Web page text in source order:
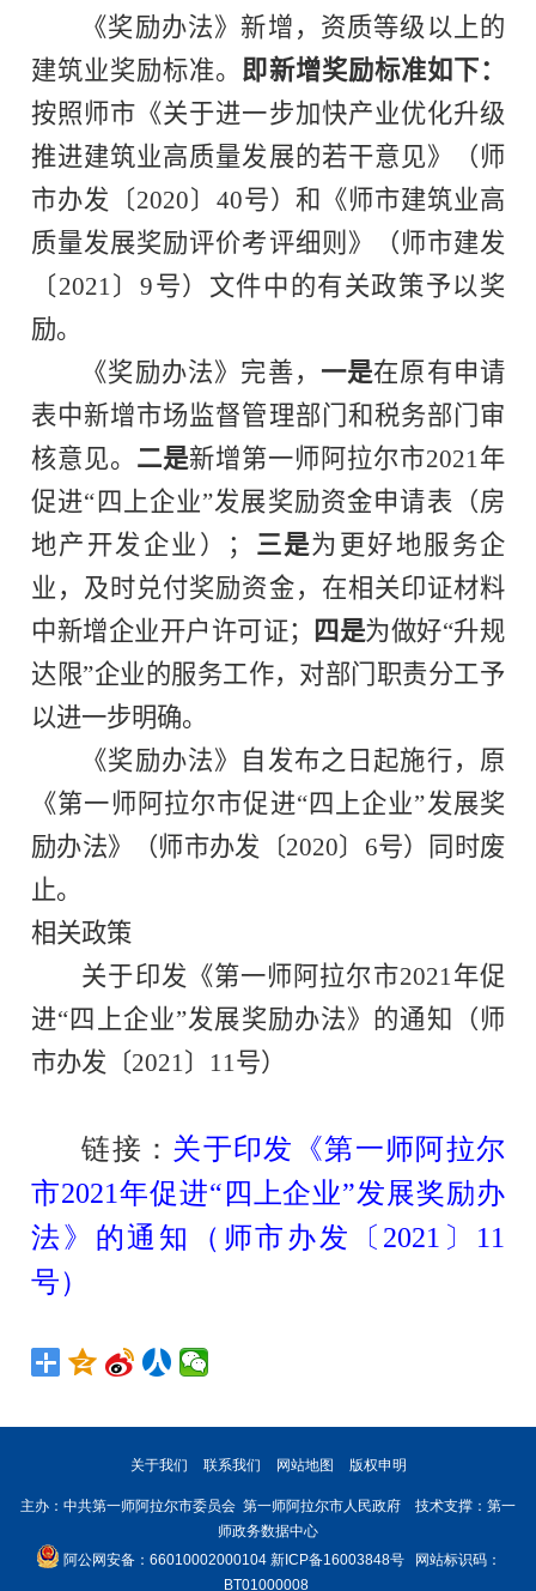
《奖励办法》 新增 ， 资质等级以上的
建筑业奖励标准。 即新增奖励标准如下：
按照师市《关于进一步加快产业优化升级
推进建筑业高质量发展的若干意见》（师
市办发〔2020〕40号）和《师市建筑业高
质量发展奖励评价考评细则》（师市建发
〔2021〕9号）文件中的有关政策予以奖
励。
《奖励办法》完善， 一是在原有申请
表中新增市场监督管理部门和税务部门审
核意见。 二是新增第一师阿拉尔市2021年
促进“四上企业”发展奖励资金申请表（房
地产开发企业）；
三是为更好地服务企
业，及时兑付奖励资金，在相关印证材料
中新增企业开户许可证；
四是为做好“升规
达限”企业的服务工作，对部门职责分工予
以进一步明确。
《奖励办法》自发布之日起施行，原
《第一师阿拉尔市促进“四上企业”发展奖
励办法》（师市办发〔2020〕6号）同时废
止。
相关政策
关于印发《第一师阿拉尔市2021年促
进“四上企业”发展奖励办法》的通知（ 师
市办发〔2021〕11号）
链接： 关于印发《第一师阿拉尔
市2021年促进“四上企业”发展奖励办
法》的通知（师市办发〔2021〕11
号）
关于我们 联系我们 网站地图 版权申明
主办：中共第一师阿拉尔市委员会 第一师阿拉尔市人民政府 技术支撑：第一
师政务数据中心
阿公网安备：66010002000104 新ICP备16003848号网站标识码：
BT01000008